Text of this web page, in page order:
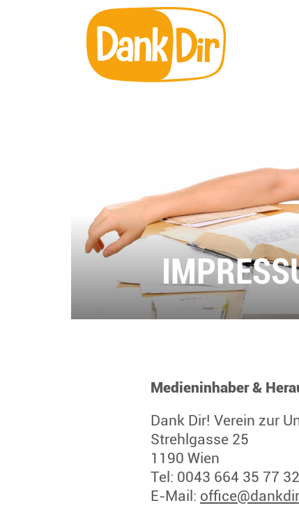
Medieninhaber &
Dank Dir! Verein zur
Strehlgasse 25
1190 Wien
Tel: 0043 664 35 77
E-Mail: